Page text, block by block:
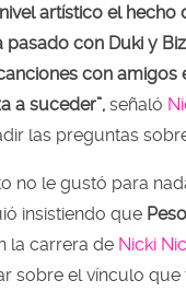
artístico el hecho
pasado con Duki y
con amigos
a suceder”, señaló
las preguntas
no le gustó para
insistiendo que
la carrera de Nicki
sobre el vínculo que